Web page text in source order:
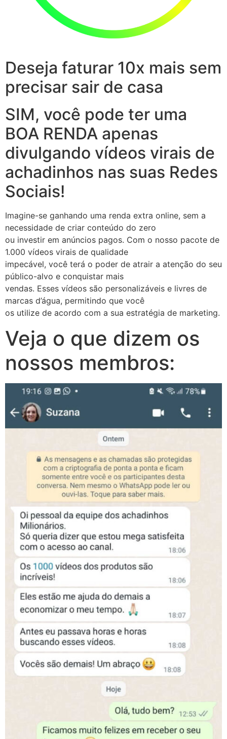
Deseja faturar 10x mais sem
precisar sair de casa
SIM, você pode ter uma
BOA RENDA apenas
divulgando vídeos virais de
achadinhos nas suas Redes
Sociais!
Imagine-se ganhando uma renda extra online, sem a
necessidade de criar conteúdo do zero
ou investir em anúncios pagos. Com o nosso pacote de
1.000 vídeos virais de qualidade
impecável, você terá o poder de atrair a atenção do seu
público-alvo e conquistar mais
vendas. Esses vídeos são personalizáveis e livres de
marcas d’água, permitindo que você
os utilize de acordo com a sua estratégia de marketing.
Veja o que dizem os
nossos membros: